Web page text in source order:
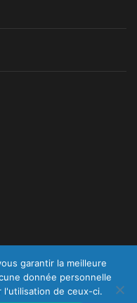
|Mentions légales
garantir la meilleure
donnée personnelle
de ceux-ci.